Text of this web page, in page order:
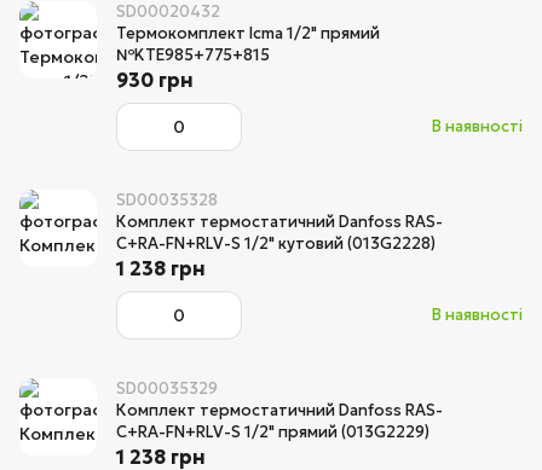
SD00020432
Термокомплект Icma 1/2" прямий
№KTE985+775+815
В наявності
930 грн
SD00035328
Комплект термостатичний Danfoss RAS-
C+RA-FN+RLV-S 1/2" кутовий (013G2228)
В наявності
1 238 грн
SD00035329
Комплект термостатичний Danfoss RAS-
C+RA-FN+RLV-S 1/2" прямий (013G2229)
1 238 грн